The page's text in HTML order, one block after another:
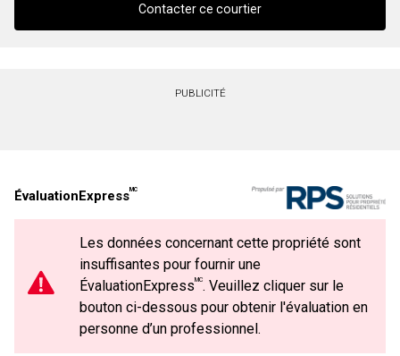
En cliquant sur le bouton « soumettre », vous consentez à nos conditions d'utilisation et
vous nous fournissez l'autorisation écrite de communiquer avec vous.
Contacter ce courtier
Téléphone
(Optionnel)
PUBLICITÉ
ÉvaluationExpressMC
Les données concernant cette propriété sont
insuffisantes pour fournir une
ÉvaluationExpressMC. Veuillez cliquer sur le
bouton ci-dessous pour obtenir l'évaluation en
personne d’un professionnel.